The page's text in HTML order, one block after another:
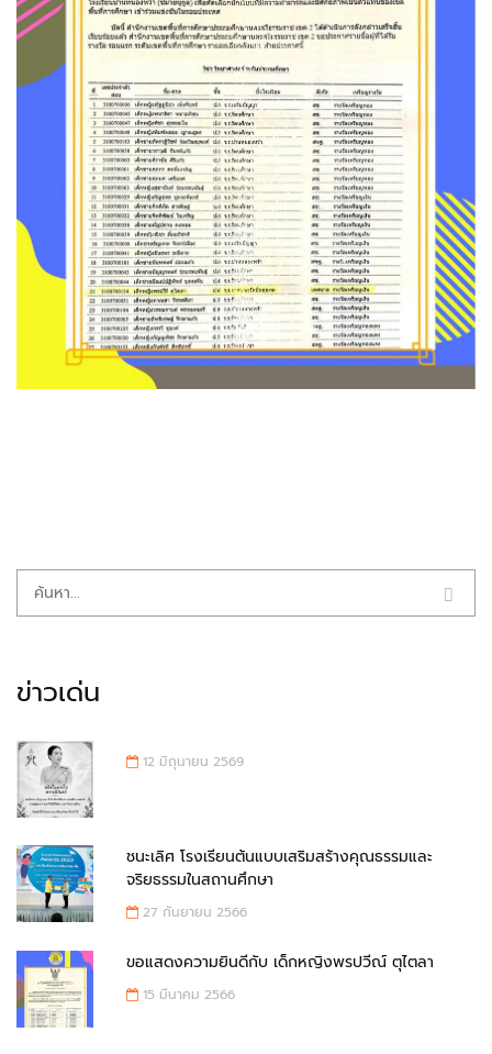
ข่าวเด่น
12 มิถุนายน 2569
ชนะเลิศ โรงเรียนต้นแบบเสริมสร้างคุณธรรมและ
จริยธรรมในสถานศึกษา
27 กันยายน 2566
ขอแสดงความยินดีกับ เด็กหญิงพรปวีณ์ ตุไตลา
15 มีนาคม 2566